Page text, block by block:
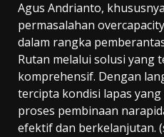
Agus Andrianto,
permasalahan
dalam rangka
Rutan melalui solusi yang
komprehensif. Dengan
tercipta kondisi lapas
proses pembinaan
efektif dan berkelanjutan.